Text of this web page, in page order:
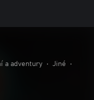
a adventury • Jiné
•